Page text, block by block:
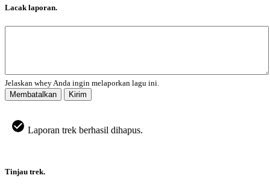
Lacak laporan.
Jelaskan whey Anda ingin melaporkan lagu ini.
Membatalkan
Kirim
Laporan trek berhasil dihapus.
Tinjau trek.